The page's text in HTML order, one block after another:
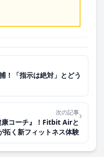
！「指示は絶対」とどう
次の記事
康コーチ』！Fitbit Airと
拓く新フィットネス体験
›